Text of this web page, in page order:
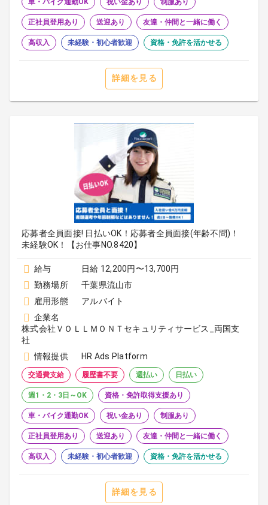
車・バイク通勤OK 祝い金あり 制服あり
正社員登用あり 送迎あり 友達・仲間と一緒に働く
高収入 未経験・初心者歓迎 資格・免許を活かせる
詳細を見る
応募者全員面接! 日払いOK！応募者全員面接(年齢不問)！
未経験OK！【お仕事NO.8420】
給与
日給 12,200円〜13,700円
勤務場所
千葉県流山市
雇用形態
アルバイト
企業名
株式会社ＶＯＬＬＭＯＮＴセキュリティサービス_両国支
社
情報提供
HR Ads Platform
交通費支給 履歴書不要 週払い 日払い
週1・2・3日～OK 資格・免許取得支援あり
車・バイク通勤OK 祝い金あり 制服あり
正社員登用あり 送迎あり 友達・仲間と一緒に働く
高収入 未経験・初心者歓迎 資格・免許を活かせる
詳細を見る